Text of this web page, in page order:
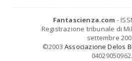
Fantascienza.com -
Registrazione tribunale di
settembre
©2003 Associazione Delos
04029050962.